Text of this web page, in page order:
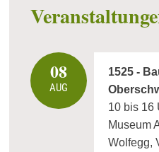
08
AUG
1525 -
10 bis 16
Museum
Wolfegg,